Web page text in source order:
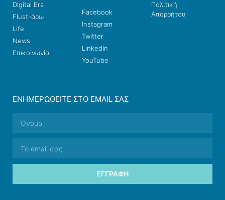
Digital Era
Flust-άρω
Life
News
Επικοινωνία
Facebook
Instagram
Twitter
LinkedIn
YouTube
Πολιτική
Απορρήτου
ΕΝΗΜΕΡΩΘΕΊΤΕ ΣΤΟ EMAIL ΣΑΣ
ΕΓΓΡΑΦΉ